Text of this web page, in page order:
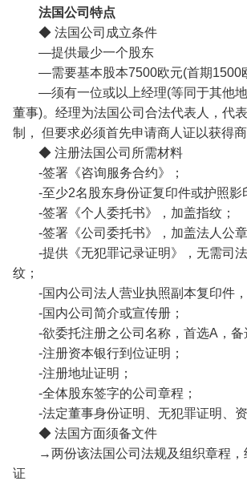
法国公司特点
◆ 法国公司成立条件
—提供最少一个股东
—需要基本股本7500欧元(首期1500
—须有一位或以上经理(等同于其他地
董事)。经理为法国公司合法代表人，代
制， 但要求必须首先申请商人证以获得商
◆ 注册法国公司所需材料
-签署《咨询服务合约》；
-至少2名股东身份证复印件或护照影
-签署《个人委托书》，加盖指纹；
-签署《公司委托书》，加盖法人公章
-提供《无犯罪记录证明》，无需司法
纹；
-国内公司法人营业执照副本复印件，
-国内公司简介或宣传册；
-欲委托注册之公司名称，首选A，备
-注册资本银行到位证明；
-注册地址证明；
-全体股东签字的公司章程；
-法定董事身份证明、无犯罪证明、资
◆ 法国方面须备文件
→两份该法国公司法规及组织章程，
证